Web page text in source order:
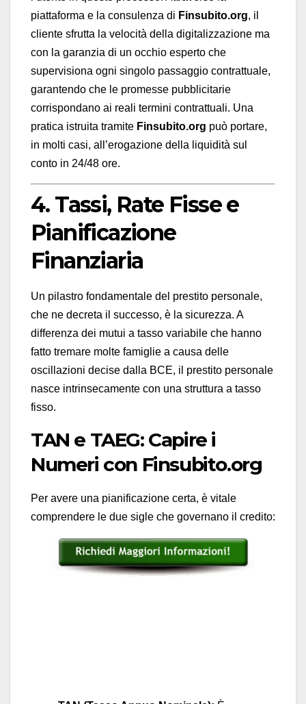
piattaforma e la consulenza di Finsubito.org, il
cliente sfrutta la velocità della digitalizzazione ma
con la garanzia di un occhio esperto che
supervisiona ogni singolo passaggio contrattuale,
garantendo che le promesse pubblicitarie
corrispondano ai reali termini contrattuali. Una
pratica istruita tramite Finsubito.org può portare,
in molti casi, all’erogazione della liquidità sul
conto in 24/48 ore.
4. Tassi, Rate Fisse e
Pianificazione
Finanziaria
Un pilastro fondamentale del prestito personale,
che ne decreta il successo, è la sicurezza. A
differenza dei mutui a tasso variabile che hanno
fatto tremare molte famiglie a causa delle
oscillazioni decise dalla BCE, il prestito personale
nasce intrinsecamente con una struttura a tasso
fisso.
TAN e TAEG: Capire i
Numeri con Finsubito.org
Per avere una pianificazione certa, è vitale
comprendere le due sigle che governano il credito: